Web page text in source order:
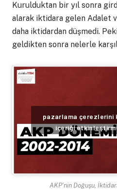
Kurulduktan bir yıl sonra
alarak iktidara gelen Adalet
daha iktidardan düşmedi.
geldikten sonra nelerle
pazarlama çerezlerini
içeriği
AKP’nin Doğuşu,